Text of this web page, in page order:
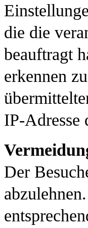
die die
beauftragt
erkennen
IP-Adresse
Der